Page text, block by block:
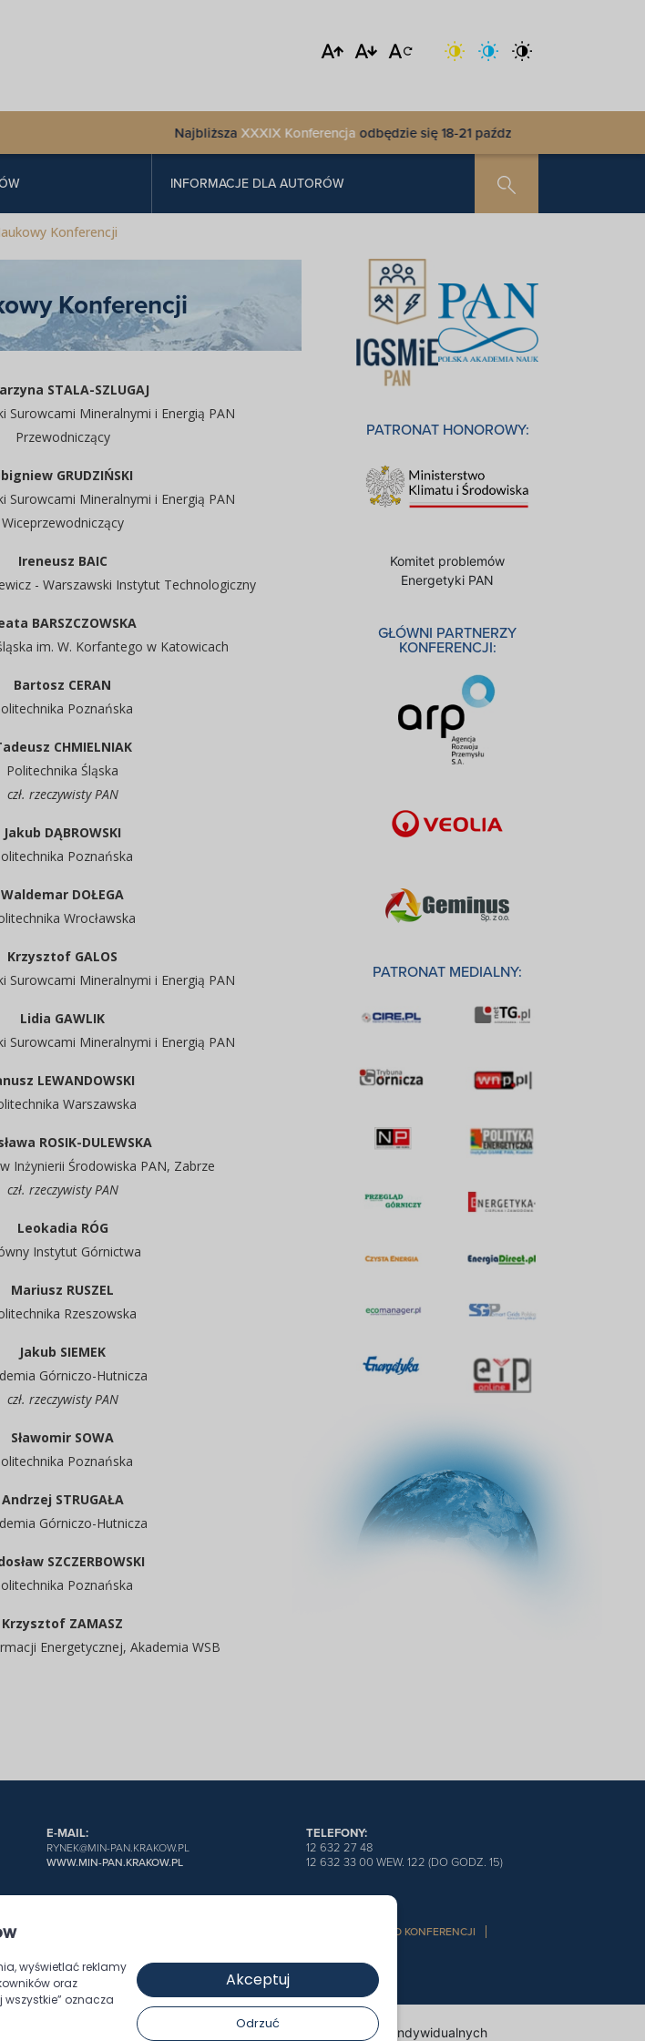
NajbliższaXXXIX Konferencjaodbędzie się 18-21 października 2026 r. w AMW
INFORMACJE DLA AUTORÓW
Konferencji
Konferencji
STALA-SZLUGAJ
Surowcami Mineralnymi i Energią PAN
Przewodniczący
GRUDZIŃSKI
Surowcami Mineralnymi i Energią PAN
Wiceprzewodniczący
Ireneusz BAIC
- Warszawski Instytut Technologiczny
BARSZCZOWSKA
im. W. Korfantego w Katowicach
Bartosz CERAN
Poznańska
CHMIELNIAK
Politechnika Śląska
czł. rzeczywisty PAN
Jakub DĄBROWSKI
Poznańska
Waldemar DOŁEGA
Wrocławska
Krzysztof GALOS
Surowcami Mineralnymi i Energią PAN
Lidia GAWLIK
Surowcami Mineralnymi i Energią PAN
LEWANDOWSKI
Warszawska
ROSIK-DULEWSKA
Inżynierii Środowiska PAN, Zabrze
czł. rzeczywisty PAN
Leokadia RÓG
Instytut Górnictwa
Mariusz RUSZEL
Rzeszowska
Jakub SIEMEK
Górniczo-Hutnicza
czł. rzeczywisty PAN
Sławomir SOWA
Poznańska
Andrzej STRUGAŁA
Górniczo-Hutnicza
SZCZERBOWSKI
Poznańska
Krzysztof ZAMASZ
Energetycznej, Akademia WSB
PATRONAT HONOROWY:
Komitet problemów
Energetyki PAN
GŁÓWNI PARTNERZY
KONFERENCJI:
PATRONAT MEDIALNY:
E-MAIL:
RYNEK@MIN-PAN.KRAKOW.PL
WWW.MIN-PAN.KRAKOW.PL
TELEFONY:
12 632 27 48
12 632 33 00 WEW. 122 (DO GODZ. 15)
O KONFERENCJI
na najwyższym poziomie, w tym w sposób dostosowany do indywidualnych
wyświetlać reklamy
oraz
wszystkie” oznacza
Akceptuj
Odrzuć